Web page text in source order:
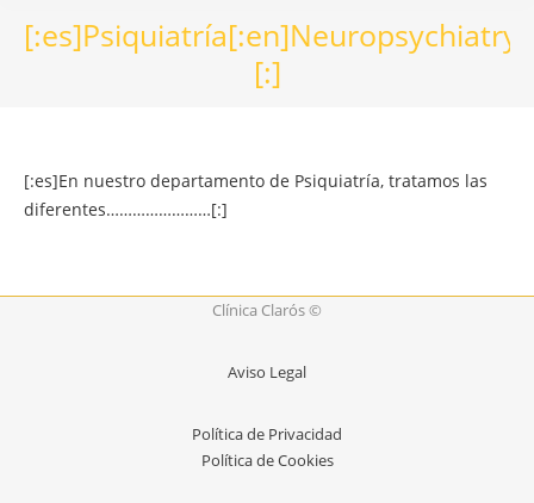
[:es]Psiquiatría[:en]Neuropsychiatry
[:]
[:es]En nuestro departamento de Psiquiatría, tratamos las
diferentes……………………[:]
Clínica Clarós ©
Aviso Legal
Política de Privacidad
Política de Cookies